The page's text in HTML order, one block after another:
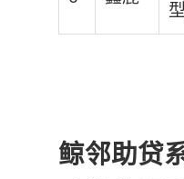
鲸邻助贷